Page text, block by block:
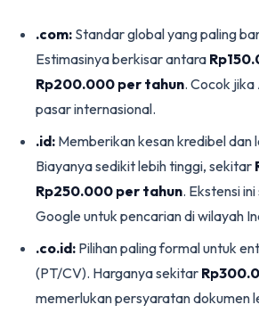
.com: Standar global yang paling
Estimasinya berkisar antara
Rp200.000 per tahun. Cocok
pasar internasional.
.id: Memberikan kesan kredibel dan
Biayanya sedikit lebih tinggi, sekitar
Rp250.000 per tahun. Ekstensi
Google untuk pencarian di wilayah
.co.id: Pilihan paling formal untuk
(PT/CV). Harganya sekitar
memerlukan persyaratan dokumen